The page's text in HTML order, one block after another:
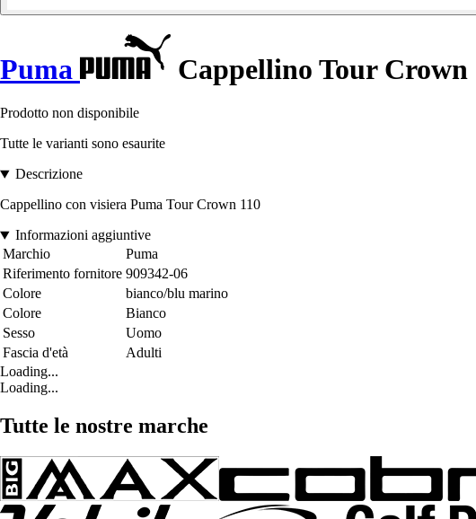
Puma Cappellino Tour Crown
Prodotto non disponibile
Tutte le varianti sono esaurite
Descrizione
Cappellino con visiera Puma Tour Crown 110
Informazioni aggiuntive
Marchio
Puma
Riferimento fornitore 909342-06
Colore
bianco/blu marino
Colore
Bianco
Sesso
Uomo
Fascia d'età
Adulti
Loading...
Loading...
Tutte le nostre marche